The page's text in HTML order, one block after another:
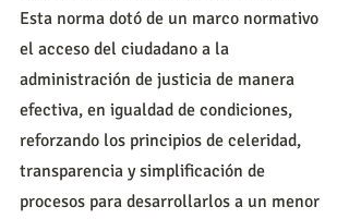
Esta norma dotó de un marco normativo
el acceso del ciudadano a la
administración de justicia de manera
efectiva, en igualdad de condiciones,
reforzando los principios de celeridad,
transparencia y simplificación de
procesos para desarrollarlos a un menor